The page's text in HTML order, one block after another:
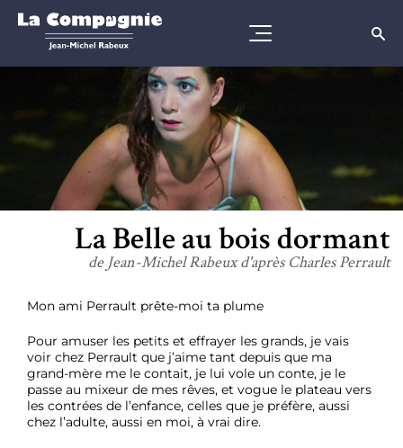
La Belle au bois dormant
de Jean-Michel Rabeux d'après Charles Perrault
Mon ami Perrault prête-moi ta plume
Pour amuser les petits et effrayer les grands, je vais
voir chez Perrault que j’aime tant depuis que ma
grand-mère me le contait, je lui vole un conte, je le
passe au mixeur de mes rêves, et vogue le plateau vers
les contrées de l’enfance, celles que je préfère, aussi
chez l’adulte, aussi en moi, à vrai dire.